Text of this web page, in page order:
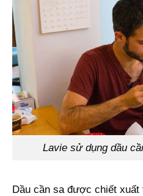
Lavie sử dụng dầu
Dầu cần sa được chiết